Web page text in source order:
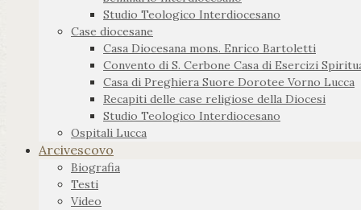
Studio Teologico Interdiocesano
Case diocesane
Casa Diocesana mons. Enrico Bartoletti
Convento di S. Cerbone Casa di Esercizi
Casa di Preghiera Suore Dorotee Vorno Lucca
Recapiti delle case religiose della Diocesi
Studio Teologico Interdiocesano
Ospitali Lucca
Arcivescovo
Biografia
Testi
Video